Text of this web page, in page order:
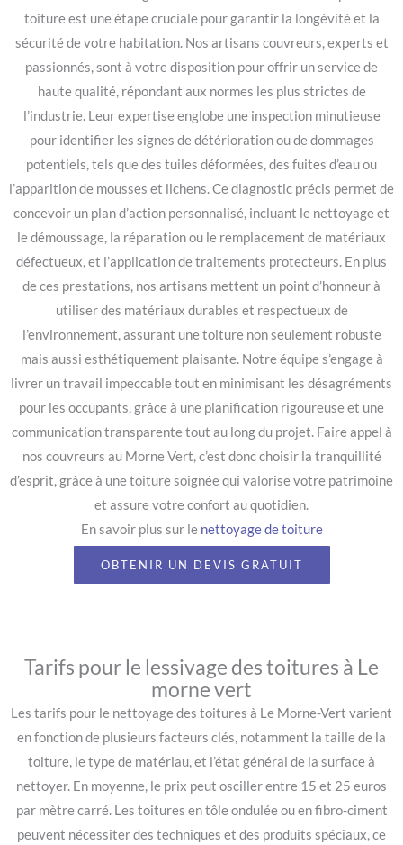
toiture est une étape cruciale pour garantir la longévité et la
sécurité de votre habitation. Nos artisans couvreurs, experts et
passionnés, sont à votre disposition pour offrir un service de
haute qualité, répondant aux normes les plus strictes de
l’industrie. Leur expertise englobe une inspection minutieuse
pour identifier les signes de détérioration ou de dommages
potentiels, tels que des tuiles déformées, des fuites d’eau ou
l’apparition de mousses et lichens. Ce diagnostic précis permet de
concevoir un plan d’action personnalisé, incluant le nettoyage et
le démoussage, la réparation ou le remplacement de matériaux
défectueux, et l’application de traitements protecteurs. En plus
de ces prestations, nos artisans mettent un point d’honneur à
utiliser des matériaux durables et respectueux de
l’environnement, assurant une toiture non seulement robuste
mais aussi esthétiquement plaisante. Notre équipe s’engage à
livrer un travail impeccable tout en minimisant les désagréments
pour les occupants, grâce à une planification rigoureuse et une
communication transparente tout au long du projet. Faire appel à
nos couvreurs au Morne Vert, c’est donc choisir la tranquillité
d’esprit, grâce à une toiture soignée qui valorise votre patrimoine
et assure votre confort au quotidien.
En savoir plus sur le nettoyage de toiture
OBTENIR UN DEVIS GRATUIT
Tarifs pour le lessivage des toitures à Le
morne vert
Les tarifs pour le nettoyage des toitures à Le Morne-Vert varient
en fonction de plusieurs facteurs clés, notamment la taille de la
toiture, le type de matériau, et l’état général de la surface à
nettoyer. En moyenne, le prix peut osciller entre 15 et 25 euros
par mètre carré. Les toitures en tôle ondulée ou en fibro-ciment
peuvent nécessiter des techniques et des produits spéciaux, ce